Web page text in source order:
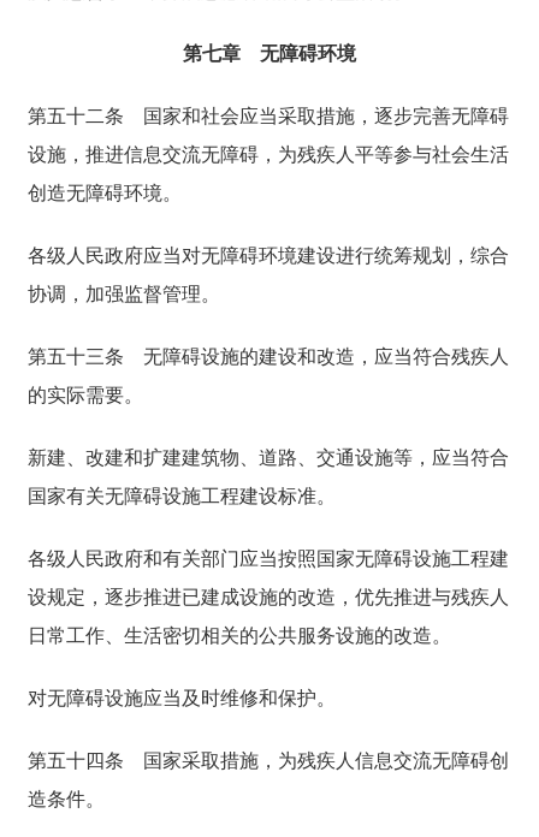
第七章 无障碍环境
第五十二条 国家和社会应当采取措施，逐步完善无障碍
设施，推进信息交流无障碍，为残疾人平等参与社会生活
创造无障碍环境。
各级人民政府应当对无障碍环境建设进行统筹规划，综合
协调，加强监督管理。
第五十三条 无障碍设施的建设和改造，应当符合残疾人
的实际需要。
新建、改建和扩建建筑物、道路、交通设施等，应当符合
国家有关无障碍设施工程建设标准。
各级人民政府和有关部门应当按照国家无障碍设施工程建
设规定，逐步推进已建成设施的改造，优先推进与残疾人
日常工作、生活密切相关的公共服务设施的改造。
对无障碍设施应当及时维修和保护。
第五十四条 国家采取措施，为残疾人信息交流无障碍创
造条件。